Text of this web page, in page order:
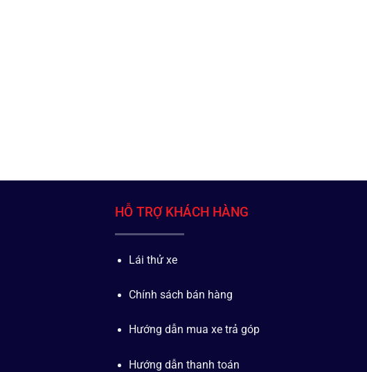
HỖ TRỢ KHÁCH HÀNG
Lái thử xe
Chính sách bán hàng
Hướng dẫn mua xe trả góp
Hướng dẫn thanh toán